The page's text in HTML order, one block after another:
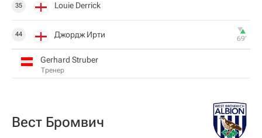
35 Louie Derrick
44 Джордж Ирти 69‎’‎
Gerhard Struber
Тренер
Вест Бромвич